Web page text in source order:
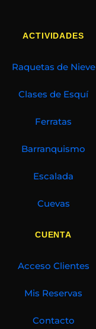
ACTIVIDADES
Raquetas de Nieve
Clases de Esquí
Ferratas
Barranquismo
Escalada
Cuevas
CUENTA
Acceso Clientes
Mis Reservas
Contacto